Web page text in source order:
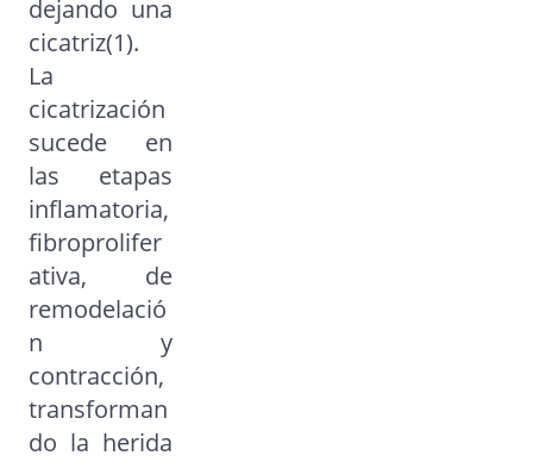
dejando una
cicatriz(1).
La
cicatrización
sucede en
las etapas
inflamatoria,
fibroprolifer
ativa, de
remodelació
n y
contracción,
transforman
do la herida